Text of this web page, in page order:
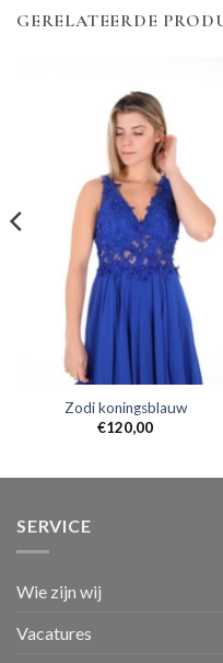
GERELATEERDE
Zodi koningsblauw
€120,00
SERVICE
Wie zijn wij
Vacatures